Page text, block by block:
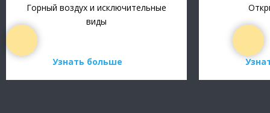
Горный воздух и исключительные
виды
Узнать больше